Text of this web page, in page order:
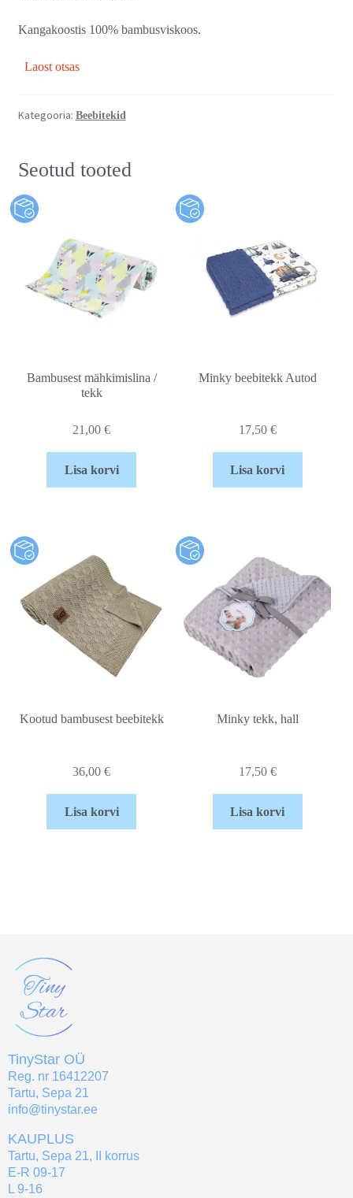
Kangakoostis 100% bambusviskoos.
Laost otsas
Kategooria: Beebitekid
Seotud tooted
Bambusest mähkimislina /
tekk
21,00€
Lisa korvi
Minky beebitekk Autod
17,50 €
Lisa korvi
Kootud bambusest beebitekk
36,00€
Lisa korvi
Minky tekk, hall
17,50 €
Lisa korvi
TinyStar OÜ
Reg. nr 16412207
Tartu, Sepa 21
info@tinystar.ee
KAUPLUS
Tartu, Sepa 21, II korrus
E-R 09-17
L 9-16